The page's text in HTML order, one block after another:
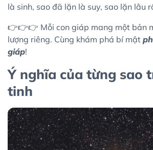
là sinh, sao đã lặn là suy, sao lặn lâu
👉👉👉 Mỗi con giáp mang một bản
lượng riêng. Cùng khám phá bí mật
giáp!
Ý nghĩa của từng sao
tinh